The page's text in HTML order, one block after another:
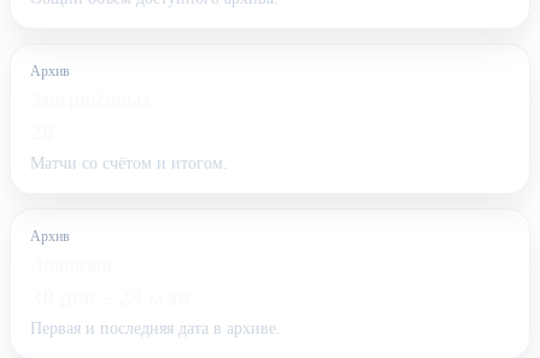
Архив
Матчи со счётом и итогом.
Архив
Первая и последняя дата в архиве.